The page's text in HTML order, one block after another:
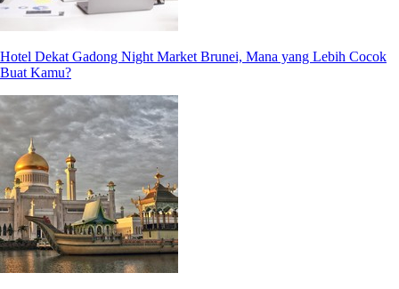
Hotel Dekat Gadong Night Market Brunei, Mana yang Lebih Cocok
Buat Kamu?